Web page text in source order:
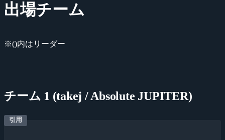
出場チーム
※()内はリーダー
チーム 1 (takej / Absolute JUPITER)